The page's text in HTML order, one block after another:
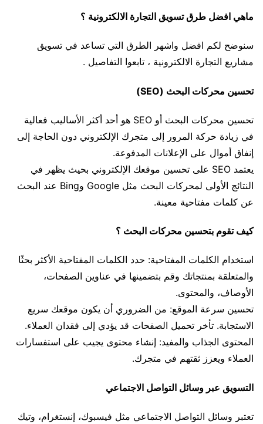
ماهي افضل طرق تسويق التجارة الالكترونية ؟
سنوضح لكم افضل واشهر الطرق التي تساعد في تسويق
مشاريع التجارة الالكترونية ، تابعوا التفاصيل .
تحسين محركات البحث (SEO)
تحسين محركات البحث أو SEO هو أحد أكثر الأساليب فعالية
في زيادة حركة المرور إلى متجرك الإلكتروني دون الحاجة إلى
إنفاق أموال على الإعلانات المدفوعة.
يعتمد SEO على تحسين موقعك الإلكتروني بحيث يظهر في
النتائج الأولى لمحركات البحث مثل Google وBing عند البحث
عن كلمات مفتاحية معينة.
كيف تقوم بتحسين محركات البحث ؟
استخدام الكلمات المفتاحية: حدد الكلمات المفتاحية الأكثر بحثًا
والمتعلقة بمنتجاتك وقم بتضمينها في عناوين الصفحات،
الأوصاف، والمحتوى.
تحسين سرعة الموقع: من الضروري أن يكون موقعك سريع
الاستجابة. تأخر تحميل الصفحات قد يؤدي إلى فقدان العملاء.
المحتوى الجذاب والمفيد: إنشاء محتوى يجيب على استفسارات
العملاء ويعزز ثقتهم في متجرك.
التسويق عبر وسائل التواصل الاجتماعي
تعتبر وسائل التواصل الاجتماعي مثل فيسبوك، إنستغرام، وتيك